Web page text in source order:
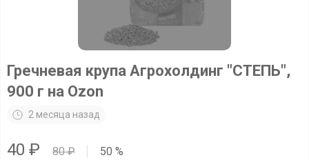
Гречневая крупа Агрохолдинг "СТЕПЬ",
900 г на Ozon
2 месяца назад
40 ₽ 80₽ 50 %